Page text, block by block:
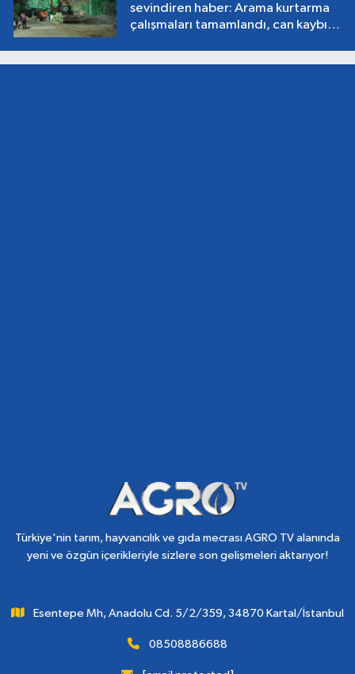
sevindiren haber: Arama kurtarma
çalışmaları tamamlandı, can kaybı
Türkiye'nin tarım, hayvancılık ve gıda mecrası AGRO TV alanında
yeni ve özgün içerikleriyle sizlere son gelişmeleri aktarıyor!
Esentepe Mh, Anadolu Cd. 5/2/359, 34870 Kartal/İstanbul
08508886688